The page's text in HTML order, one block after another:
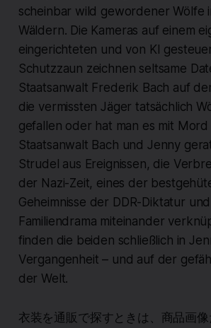
scheinbar wild gewordener Wölfe
Wäldern. Die Kameras auf einem
eingerichteten und von KI
Schutzzaun zeichnen seltsame
Staatsanwalt Frederik Bach auf
die vermissten Jäger tatsächlich
gefallen oder hat man es mit
Staatsanwalt Bach und Jenny
Strudel aus Ereignissen, die
der Nazi-Zeit, eines der
Geheimnisse der DDR-Diktatur
Familiendrama miteinander
finden die beiden schließlich in
Vergangenheit – und auf der
der Welt.
衣装を通販で探すときは、商品画